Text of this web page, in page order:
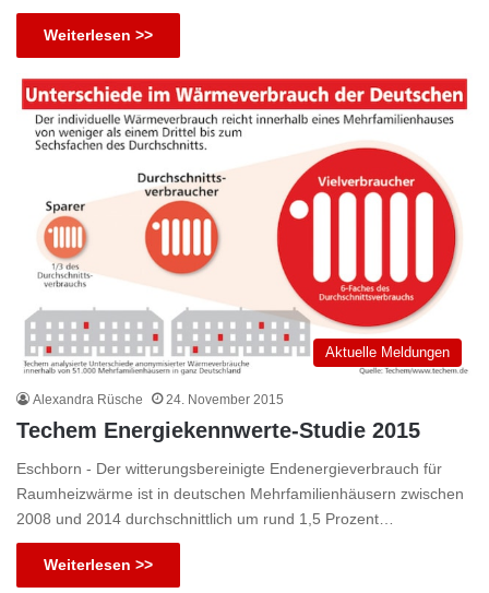
Weiterlesen >>
Aktuelle Meldungen
Alexandra Rüsche 24. November 2015
Techem Energiekennwerte-Studie 2015
Eschborn - Der witterungsbereinigte Endenergieverbrauch für
Raumheizwärme ist in deutschen Mehrfamilienhäusern zwischen
2008 und 2014 durchschnittlich um rund 1,5 Prozent…
Weiterlesen >>